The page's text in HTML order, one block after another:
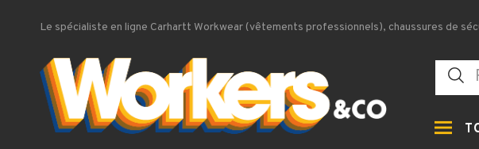
Le spécialiste en ligne Carhartt Workwear (vêtements professionnels), chaussures de